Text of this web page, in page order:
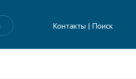
Контакты | Поиск